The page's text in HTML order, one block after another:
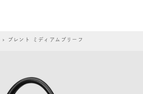
> ブレント ミディアムブリーフ